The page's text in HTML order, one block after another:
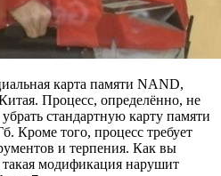
карта памяти NAND,
Процесс, определённо, не
стандартную карту памяти
Кроме того, процесс требует
и терпения. Как вы
такая модификация нарушит